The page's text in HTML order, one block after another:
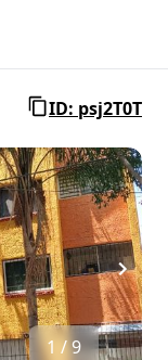
ID: psj2T0T
1 / 9